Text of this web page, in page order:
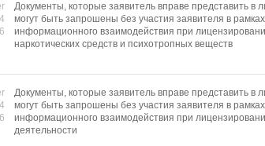
Документы, которые заявитель вправе представить в
могут быть запрошены без участия заявителя в
информационного взаимодействия при
наркотических средств и психотропных веществ
Документы, которые заявитель вправе представить в
могут быть запрошены без участия заявителя в
информационного взаимодействия при
деятельности